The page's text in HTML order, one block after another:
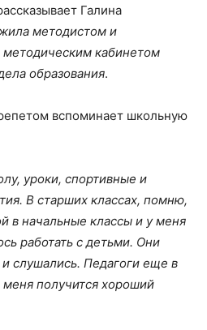
Галина
методистом и
кабинетом
образования.
вспоминает школьную
уроки, спортивные и
В старших классах, помню,
в начальные классы и у меня
работать с детьми. Они
и слушались. Педагоги еще в
получится хороший